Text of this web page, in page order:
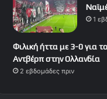
1
Φιλική ήττα με 3-0 για
Αντβέρπ στην Ολλανδία
2 εβδομάδες πριν